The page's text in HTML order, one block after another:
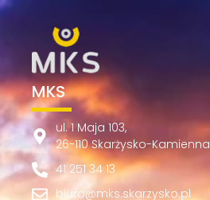
MKS
ul. 1 Maja 103,
26-110 Skarżysko-Kamienna
41 251 34 13
biuro@mks.skarzysko.pl